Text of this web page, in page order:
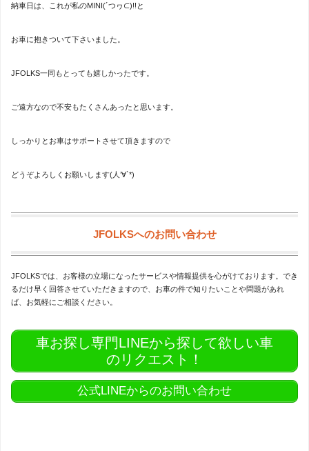
納車日は、これが私のMINI(´つヮ⊂)!!と
お車に抱きついて下さいました。
JFOLKS一同もとっても嬉しかったです。
ご遠方なので不安もたくさんあったと思います。
しっかりとお車はサポートさせて頂きますので
どうぞよろしくお願いします(人’∀`*)
JFOLKSへのお問い合わせ
JFOLKSでは、お客様の立場になったサービスや情報提供を心がけております。でき
るだけ早く回答させていただきますので、お車の件で知りたいことや問題があれ
ば、お気軽にご相談ください。
車お探し専門LINEから探して欲しい車
のリクエスト！
公式LINEからのお問い合わせ